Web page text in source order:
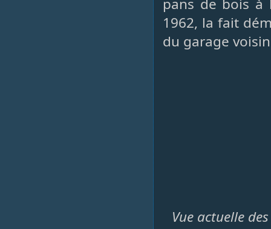
pans de bois à
1962, la fait
du garage
Vue actuelle